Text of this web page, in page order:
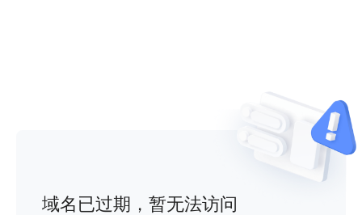
域名已过期，暂无法访问